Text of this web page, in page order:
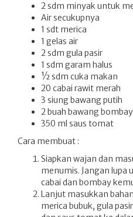
2 sdm minyak untuk
Air secukupnya
1 sdt merica
1 gelas air
2 sdm gula pasir
1 sdm garam halus
½ sdm cuka makan
20 cabai rawit merah
3 siung bawang putih
2 buah bawang
350 ml saus tomat
Cara membuat :
Siapkan wajan dan
menumis. Jangan lupa
cabai dan bombay
Lanjut masukkan
merica bubuk, gula